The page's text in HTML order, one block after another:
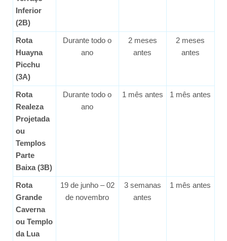
Inferior
(2B)
Rota
Huayna
Picchu
(3A)
Durante todo o
ano
2 meses
antes
2 meses
antes
Rota
Realeza
Projetada
ou
Templos
Parte
Baixa (3B)
Durante todo o
ano
1 mês antes 1 mês antes
Rota
Grande
Caverna
ou Templo
da Lua
19 de junho – 02
de novembro
3 semanas
antes
1 mês antes